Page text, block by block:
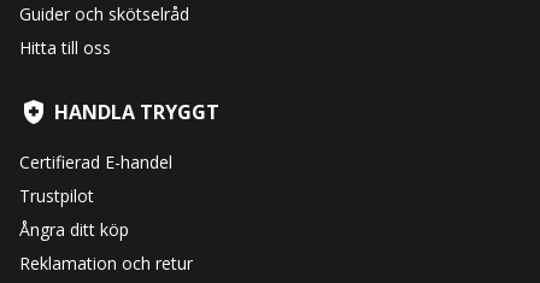
Guider och skötselråd
Hitta till oss
HANDLA TRYGGT
Certifierad E-handel
Trustpilot
Ångra ditt köp
Reklamation och retur